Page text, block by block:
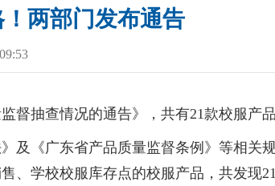
两部门发布通告
抽查情况的通告》，共有21款校服产品
《广东省产品质量监督条例》等相关
、学校校服库存点的校服产品，共发现